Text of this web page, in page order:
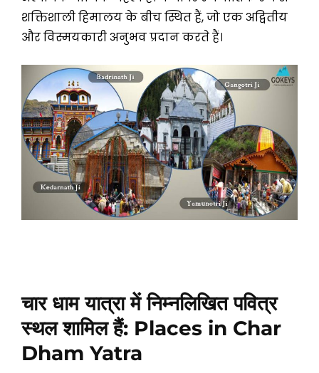
शक्तिशाली हिमालय के बीच स्थित हैं, जो एक अद्वितीय
और विस्मयकारी अनुभव प्रदान करते हैं।
चार धाम यात्रा में निम्नलिखित पवित्र
स्थल शामिल हैं: Places in Char
Dham Yatra